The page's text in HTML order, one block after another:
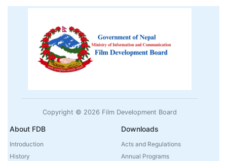
Copyright © 2026 Film Development Board
About FDB
Introduction
History
Downloads
Acts and Regulations
Annual Programs